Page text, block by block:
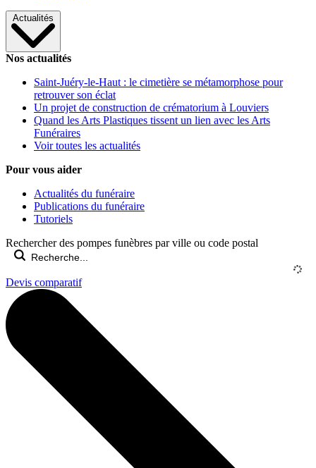
Actualités
Nos actualités
Saint-Juéry-le-Haut : le cimetière se métamorphose pour
retrouver son éclat
Un projet de construction de crématorium à Louviers
Quand les Arts Plastiques tissent un lien avec les Arts
Funéraires
Voir toutes les actualités
Pour vous aider
Actualités du funéraire
Publications du funéraire
Tutoriels
Rechercher des pompes funèbres par ville ou code postal
Devis comparatif